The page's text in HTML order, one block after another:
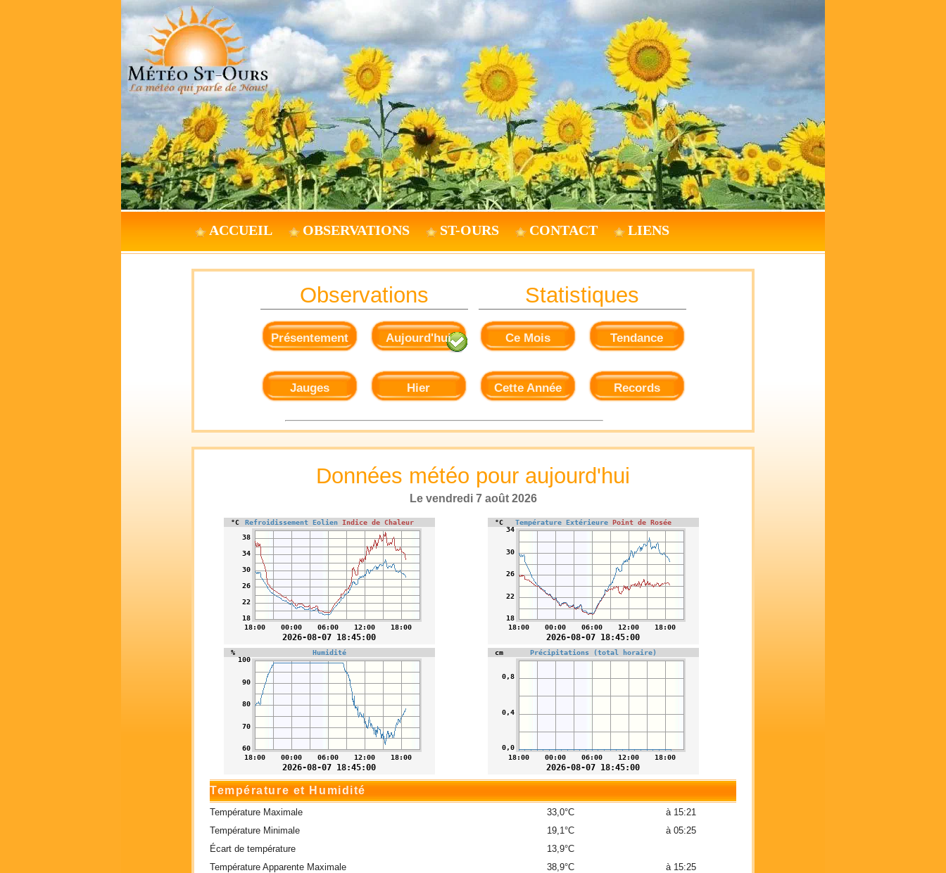
ACCUEIL OBSERVATIONS ST-OURS CONTACT LIENS
Observations Statistiques
Présentement Aujourd'hui Ce Mois Tendance
Jauges Hier Cette Année Records
Données météo pour aujourd'hui
Le vendredi 7 août 2026
Température et Humidité
Température Maximale 33,0°C
à 15:21
Température Minimale
19,1°C
à 05:25
Écart de température
13,9°C
Température Apparente Maximale
38,9°C
à 15:25